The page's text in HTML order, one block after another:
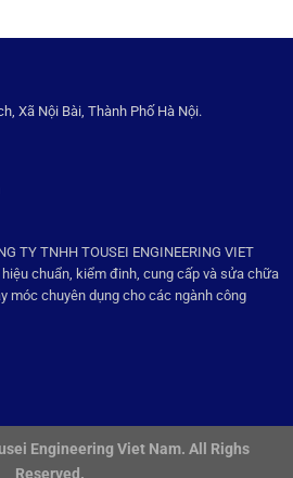
Xã Nội Bài, Thành Phố Hà Nội.
TY TNHH TOUSEI ENGINEERING VIET
chuẩn, kiểm đinh, cung cấp và sửa chữa
móc chuyên dụng cho các ngành công
Engineering Viet Nam. All Righs